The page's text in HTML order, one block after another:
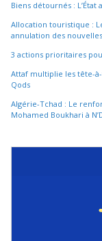
Biens détournés :
Allocation touristique :
annulation des
3 actions prioritaires
Attaf multiplie les tête-
Qods
Algérie-Tchad : Le
Mohamed Boukhari à